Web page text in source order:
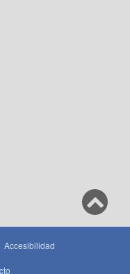
Accesibilidad